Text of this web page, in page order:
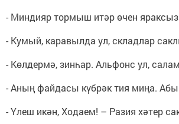
- Миндияр тормыш итәр өчен
- Кумый, каравылда ул, складлар
- Көлдермә, зинһар. Альфонс ул,
- Аның файдасы күбрәк тия миңа.
- Үлеш икән, Ходаем! – Разия хәтер